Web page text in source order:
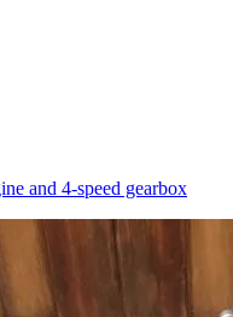
and 4-speed gearbox